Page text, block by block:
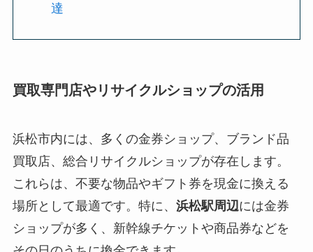
達
買取専門店やリサイクルショップの活用
浜松市内には、多くの金券ショップ、ブランド品
買取店、総合リサイクルショップが存在します。
これらは、不要な物品やギフト券を現金に換える
場所として最適です。特に、 浜松駅周辺には金券
ショップが多く、新幹線チケットや商品券などを